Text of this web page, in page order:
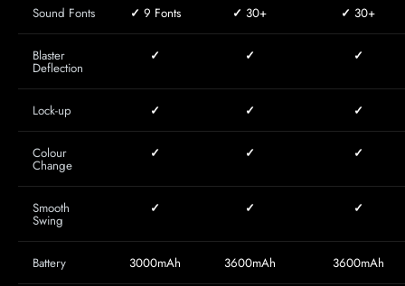
Sound Fonts ✓ 9 Fonts ✓ 30+ ✓ 30+
Blaster
Deflection
✓ ✓ ✓
Lock-up ✓ ✓ ✓
Colour
Change
✓ ✓ ✓
Smooth
Swing
✓ ✓ ✓
Battery 3000mAh 3600mAh 3600mAh